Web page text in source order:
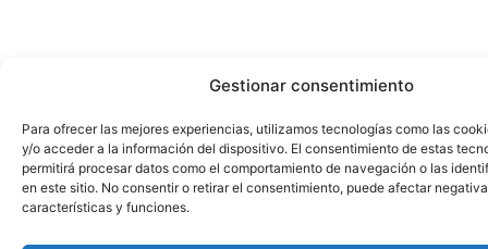
Gestionar consentimiento
Para ofrecer las mejores experiencias, utilizamos tecnologías como las
y/o acceder a la información del dispositivo. El consentimiento de estas
permitirá procesar datos como el comportamiento de navegación o las
en este sitio. No consentir o retirar el consentimiento, puede afectar
características y funciones.